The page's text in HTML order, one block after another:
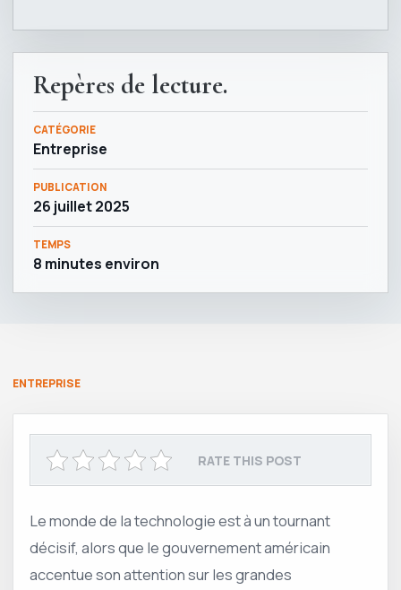
Repères de lecture.
CATÉGORIE
Entreprise
PUBLICATION
26 juillet 2025
TEMPS
8 minutes environ
ENTREPRISE
RATE THIS POST
Le monde de la technologie est à un tournant
décisif, alors que le gouvernement américain
accentue son attention sur les grandes